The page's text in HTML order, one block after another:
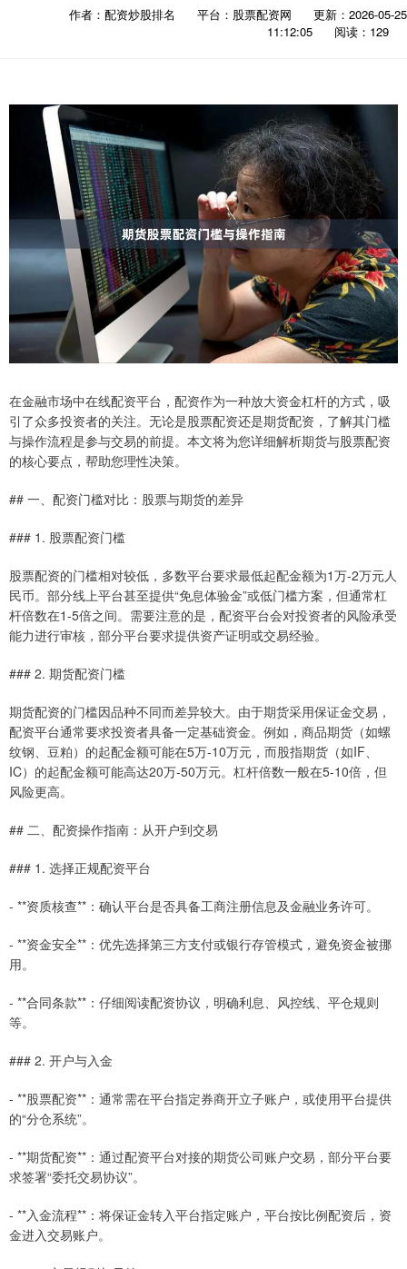
作者：配资炒股排名 平台：股票配资网
更新：2026-05-25
11:12:05
阅读：129
在金融市场中在线配资平台，配资作为一种放大资金杠杆的方式，吸
引了众多投资者的关注。无论是股票配资还是期货配资，了解其门槛
与操作流程是参与交易的前提。本文将为您详细解析期货与股票配资
的核心要点，帮助您理性决策。
## 一、配资门槛对比：股票与期货的差异
### 1. 股票配资门槛
股票配资的门槛相对较低，多数平台要求最低起配金额为1万-2万元人
民币。部分线上平台甚至提供“免息体验金”或低门槛方案，但通常杠
杆倍数在1-5倍之间。需要注意的是，配资平台会对投资者的风险承受
能力进行审核，部分平台要求提供资产证明或交易经验。
### 2. 期货配资门槛
期货配资的门槛因品种不同而差异较大。由于期货采用保证金交易，
配资平台通常要求投资者具备一定基础资金。例如，商品期货（如螺
纹钢、豆粕）的起配金额可能在5万-10万元，而股指期货（如IF、
IC）的起配金额可能高达20万-50万元。杠杆倍数一般在5-10倍，但
风险更高。
## 二、配资操作指南：从开户到交易
### 1. 选择正规配资平台
- **资质核查**：确认平台是否具备工商注册信息及金融业务许可。
- **资金安全**：优先选择第三方支付或银行存管模式，避免资金被挪
用。
- **合同条款**：仔细阅读配资协议，明确利息、风控线、平仓规则
等。
### 2. 开户与入金
- **股票配资**：通常需在平台指定券商开立子账户，或使用平台提供
的“分仓系统”。
- **期货配资**：通过配资平台对接的期货公司账户交易，部分平台要
求签署“委托交易协议”。
- **入金流程**：将保证金转入平台指定账户，平台按比例配资后，资
金进入交易账户。